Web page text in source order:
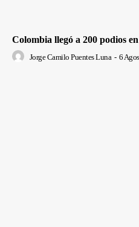
Colombia llegó a 200 podios
Jorge Camilo Puentes Luna - 6